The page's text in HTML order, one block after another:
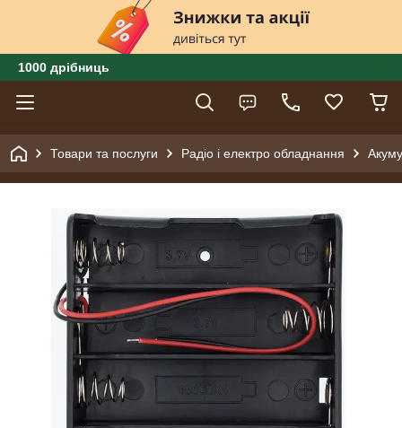
1000 дрібниць
Товари та послуги Радіо і електро обладнання